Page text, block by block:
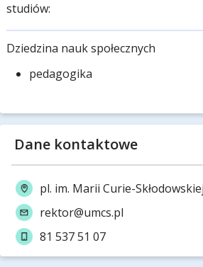
studiów:
Dziedzina nauk społecznych
pedagogika
Dane kontaktowe
pl. im. Marii Curie-
rektor@umcs.pl
81 537 51 07